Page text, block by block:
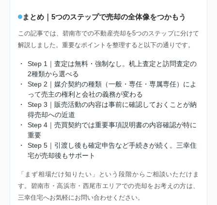
まとめ｜5つのステップで売却の全体像をつかもう
この記事では、碧南市での不動産売却を5つのステップに分けて
解説しました。重要なポイントを整理すると以下の通りです。
・
Step 1｜査定は無料・強制なし。机上査定と訪問査定の
2種類から選べる
・
Step 2｜媒介契約の種類（一般・専任・専属専任）によ
って売主の権利と会社の義務が変わる
・
Step 3｜販売活動の内容は事前に確認しておくことが納
得売却への近道
・
Step 4｜売買契約では重要事項説明書の内容確認が特に
重要
・
Step 5｜引渡し後も確定申告など手続きが続く。三幸住
宅が売却後もサポート
「まず相場だけ知りたい」という段階からご相談いただけま
す。碧南市・高浜市・西尾市エリアでの売却をお考えの方は、
三幸住宅へお気軽にお問い合わせください。